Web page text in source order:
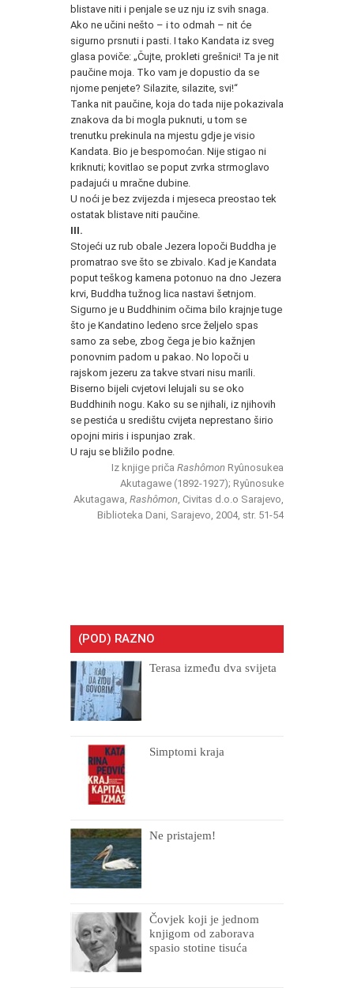
blistave niti i penjale se uz nju iz svih snaga.
Ako ne učini nešto – i to odmah – nit će
sigurno prsnuti i pasti. I tako Kandata iz sveg
glasa poviče: „Čujte, prokleti grešnici! Ta je nit
paučine moja. Tko vam je dopustio da se
njome penjete? Silazite, silazite, svi!“
Tanka nit paučine, koja do tada nije pokazivala
znakova da bi mogla puknuti, u tom se
trenutku prekinula na mjestu gdje je visio
Kandata. Bio je bespomoćan. Nije stigao ni
kriknuti; kovitlao se poput zvrka strmoglavo
padajući u mračne dubine.
U noći je bez zvijezda i mjeseca preostao tek
ostatak blistave niti paučine.
III.
Stojeći uz rub obale Jezera lopoči Buddha je
promatrao sve što se zbivalo. Kad je Kandata
poput teškog kamena potonuo na dno Jezera
krvi, Buddha tužnog lica nastavi šetnjom.
Sigurno je u Buddhinim očima bilo krajnje tuge
što je Kandatino ledeno srce željelo spas
samo za sebe, zbog čega je bio kažnjen
ponovnim padom u pakao. No lopoči u
rajskom jezeru za takve stvari nisu marili.
Biserno bijeli cvjetovi lelujali su se oko
Buddhinih nogu. Kako su se njihali, iz njihovih
se pestića u središtu cvijeta neprestano širio
opojni miris i ispunjao zrak.
U raju se bližilo podne.
Iz knjige priča Rashômon Ryûnosukea
Akutagawe (1892-1927); Ryûnosuke
Akutagawa, Rashômon , Civitas d.o.o Sarajevo,
Biblioteka Dani, Sarajevo, 2004, str. 51-54
(POD) RAZNO
Terasa između dva svijeta
Simptomi kraja
Ne pristajem!
Čovjek koji je jednom
knjigom od zaborava
spasio stotine tisuća